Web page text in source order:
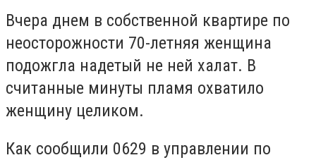
Вчера днем в собственной квартире по
неосторожности 70-летняя женщина
подожгла надетый не ней халат. В
считанные минуты пламя охватило
женщину целиком.
Как сообщили 0629 в управлении по